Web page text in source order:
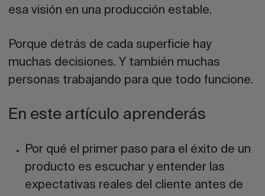
esa visión en una producción estable.
Porque detrás de cada superficie hay
muchas decisiones. Y también muchas
personas trabajando para que todo funcione.
En este artículo aprenderás
Por qué el primer paso para el éxito de un
producto es escuchar y entender las
expectativas reales del cliente antes de